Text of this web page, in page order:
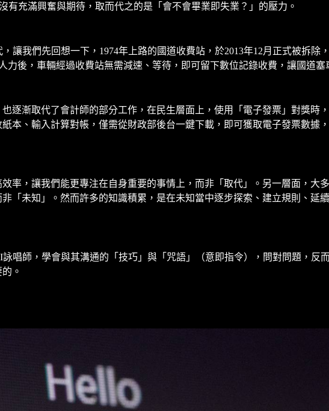
有充滿興奮與期待，取而代之的是「會不會畢業即失業？」的壓力。
讓我們先回想一下，1974年上路的國道收費站，於2013年12月正式被拆除
力後，車輛經過收費站無需減速、等待，即可留下數位記錄收費，讓國道塞
逐漸取代了會計師的部分工作，在民生層面上，使用「電子發票」對獎時
本、輸入計算對帳，僅需從財政部後台一鍵下載，即可獲取電子發票數據
率，讓我們能更專注在自身重要的事情上，而非「取代」。另一層面，大
「未知」。然而許多的知識積累，是在未知當中逐步探索、建立規則、延
唱師，學會與其溝通的「技巧」與「咒語」（意即指令），問對問題，
。